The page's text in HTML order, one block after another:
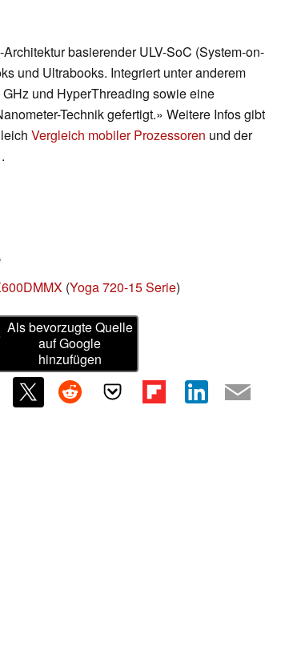
basierender ULV-SoC (System-on-
und Ultrabooks. Integriert unter anderem
und HyperThreading sowie eine
Technik gefertigt.» Weitere Infos gibt
Vergleich mobiler Prozessoren und der
.
(Yoga 720-15 Serie)
Als bevorzugte Quelle
auf Google
hinzufügen